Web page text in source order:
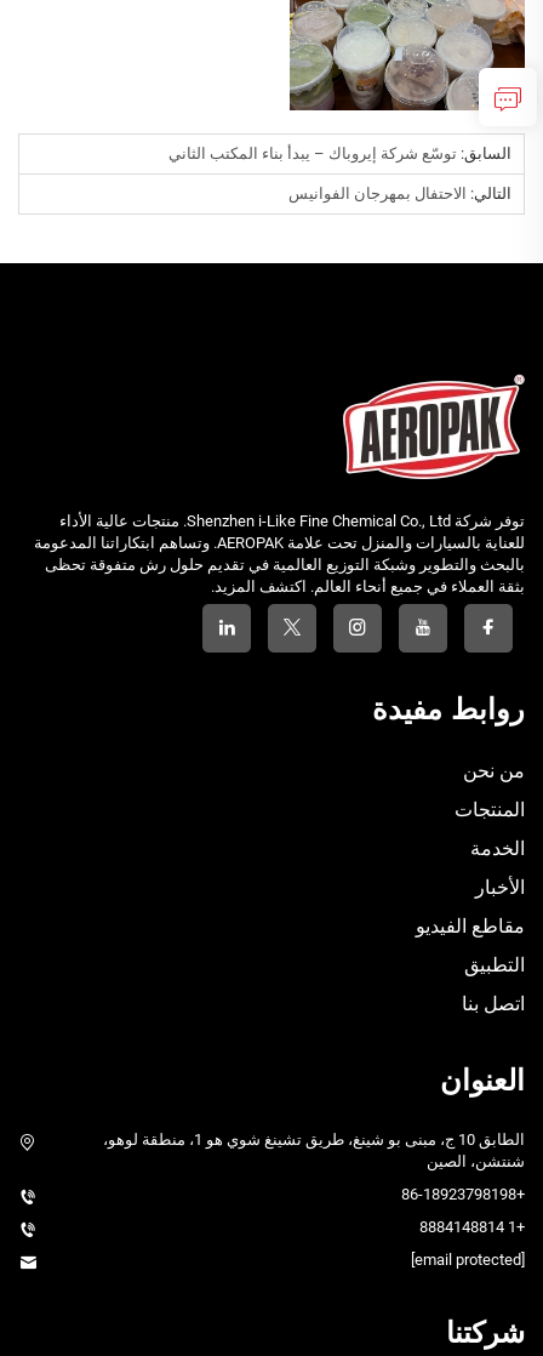
السابق: توسّع شركة إيروباك – يبدأ بناء المكتب الثاني
التالي: الاحتفال بمهرجان الفوانيس
توفر شركة Shenzhen i-Like Fine Chemical Co., Ltd. منتجات عالية الأداء
للعناية بالسيارات والمنزل تحت علامة AEROPAK. وتساهم ابتكاراتنا المدعومة
بالبحث والتطوير وشبكة التوزيع العالمية في تقديم حلول رش متفوقة تحظى
بثقة العملاء في جميع أنحاء العالم. اكتشف المزيد.
روابط مفيدة
من نحن
المنتجات
الخدمة
الأخبار
مقاطع الفيديو
التطبيق
اتصل بنا
العنوان
الطابق 10 ج، مبنى بو شينغ، طريق تشينغ شوي هو 1، منطقة لوهو،
شنتشن، الصين
+86-18923798198
+1 8884148814
شركتنا